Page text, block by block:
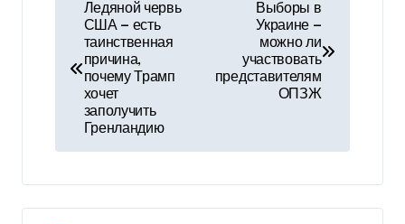
в
г
а
Ледяной червь
США — есть
таинственная
причина,
почему Трамп
хочет
заполучить
Гренландию
Выборы в
Украине —
можно ли
участвовать
представителям
ОПЗЖ